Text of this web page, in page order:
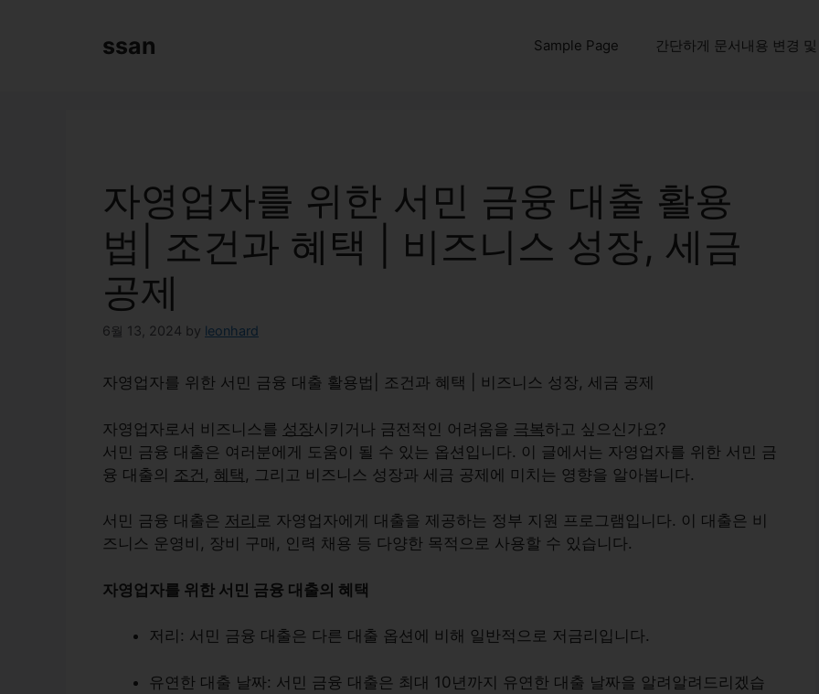
ssan Sample Page 간단하게 문서내용 변경
자영업자를 위한 서민 금융 대출 활용
법| 조건과 혜택 | 비즈니스 성장, 세금
공제
6월 13, 2024 by leonhard
자영업자를 위한 서민 금융 대출 활용법| 조건과 혜택 | 비즈니스 성장, 세금 공제
자영업자로서 비즈니스를 성장시키거나 금전적인 어려움을 극복하고 싶으신가요?
서민 금융 대출은 여러분에게 도움이 될 수 있는 옵션입니다. 이 글에서는 자영업자를 위한 서민 금
융 대출의 조건 , 혜택 , 그리고 비즈니스 성장과 세금 공제에 미치는 영향을 알아봅니다.
서민 금융 대출은 저리 로 자영업자에게 대출을 제공하는 정부 지원 프로그램입니다. 이 대출은 비
즈니스 운영비, 장비 구매, 인력 채용 등 다양한 목적으로 사용할 수 있습니다.
자영업자를 위한 서민 금융 대출의 혜택
저리 : 서민 금융 대출은 다른 대출 옵션에 비해 일반적으로 저금리입니다.
유연한 대출 날짜: 서민 금융 대출은 최대 10년까지 유연한 대출 날짜을 알려알려드리겠습